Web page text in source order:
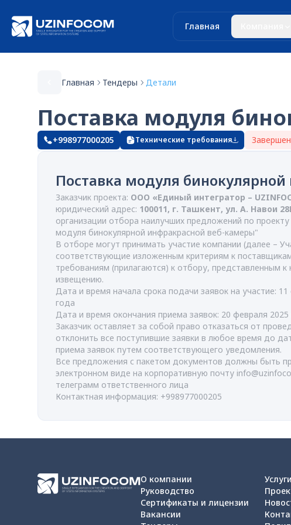
Главная
Главная Тендеры Детали
Поставка модуля
+998977000205 Технические требования Завершен
Поставка модуля
Заказчик проекта: ООО «Единый интегратор –
юридический адрес: 100011, г. Ташкент, ул. А. Навои
организации отбора наилучших предложений по
модуля бинокулярной инфракрасной веб-камеры"
В отборе могут принимать участие компании (далее –
соответствующие изложенным критериям к
требованиям (прилагаются) к отбору, представленным
извещению.
Дата и время начала срока подачи заявок на участие:
года
Дата и время окончания приема заявок: 20 февраля 2025
Заказчик оставляет за собой право отказаться от
отклонить все поступившие заявки в любое время до
приема заявок путем соответствующего уведомления.
Все предложения с пакетом документов должны быть
электронном виде на корпоративную почту
телеграмм ответственного лица
Контактная информация: +998977000205
О компании
Руководство
Сертификаты и лицензии
Вакансии
Услуги